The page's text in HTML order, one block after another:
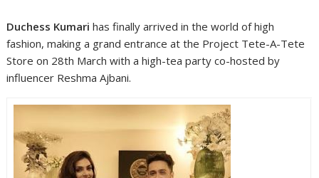
Duchess Kumari has finally arrived in the world of high
fashion, making a grand entrance at the Project Tete-A-Tete
Store on 28th March with a high-tea party co-hosted by
influencer Reshma Ajbani.